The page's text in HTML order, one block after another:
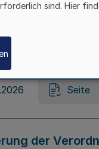
Seite
Seite
der
sind. Hier